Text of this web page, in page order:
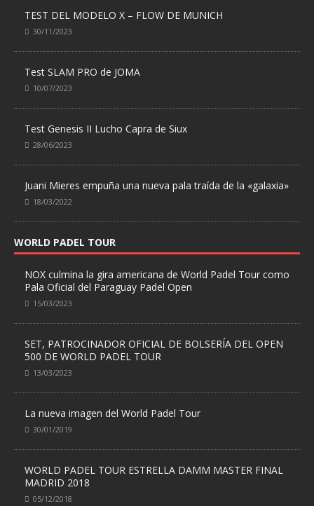
TEST DEL MODELO X – FLOW DE MUNICH
30/11/2023
Test SLAM PRO de JOMA
10/07/2023
Test Genesis II Lucho Capra de Siux
28/06/2023
Juani Mieres empuña una nueva pala traída de la «galaxia»
18/03/2022
WORLD PADEL TOUR
NOX culmina la gira americana de World Padel Tour como
Pala Oficial del Paraguay Padel Open
15/03/2023
SET, PATROCINADOR OFICIAL DE BOLSERÍA DEL OPEN
500 DE WORLD PADEL TOUR
13/03/2023
La nueva imagen del World Padel Tour
30/01/2019
WORLD PADEL TOUR ESTRELLA DAMM MASTER FINAL
MADRID 2018
05/12/2018